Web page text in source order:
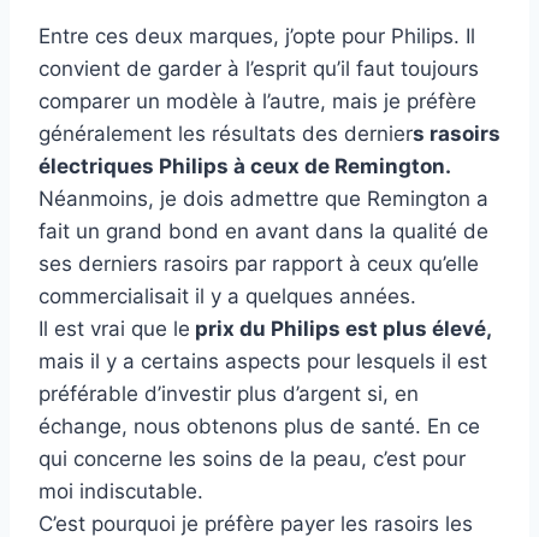
Entre ces deux marques, j’opte pour Philips. Il
convient de garder à l’esprit qu’il faut toujours
comparer un modèle à l’autre, mais je préfère
généralement les résultats des derniers rasoirs
électriques Philips à ceux de Remington.
Néanmoins, je dois admettre que Remington a
fait un grand bond en avant dans la qualité de
ses derniers rasoirs par rapport à ceux qu’elle
commercialisait il y a quelques années.
Il est vrai que le prix du Philips est plus élevé,
mais il y a certains aspects pour lesquels il est
préférable d’investir plus d’argent si, en
échange, nous obtenons plus de santé. En ce
qui concerne les soins de la peau, c’est pour
moi indiscutable.
C’est pourquoi je préfère payer les rasoirs les